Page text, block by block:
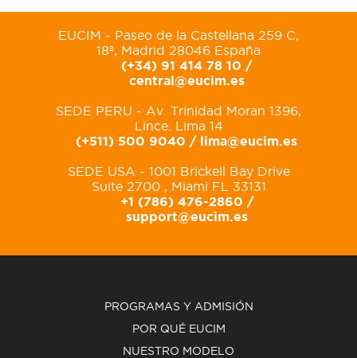
EUCIM - Paseo de la Castellana 259 C,
18º, Madrid 28046 España
(+34) 91 414 78 10 /
central@eucim.es
SEDE PERU - Av. Trinidad Moran 1396,
Lince. Lima 14
(+511) 500 9040 / lima@eucim.es
SEDE USA - 1001 Brickell Bay Drive
Suite 2700 , Miami FL 33131
+1 (786) 476-2860 /
support@eucim.es
PROGRAMAS Y ADMISIÓN
POR QUÉ EUCIM
NUESTRO MODELO